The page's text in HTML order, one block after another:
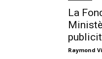
La
Raymond